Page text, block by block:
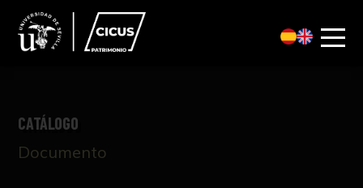
CATÁLOGO
Documento